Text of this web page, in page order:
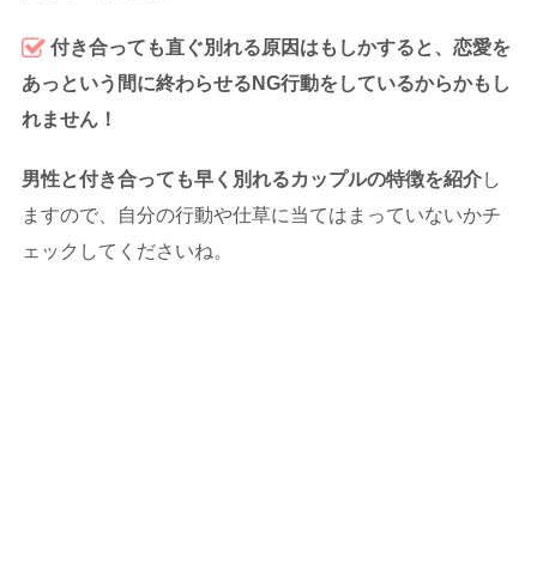
付き合っても直ぐ別れる原因はもしかすると、恋愛を
あっという間に終わらせるNG行動をしているからかもし
れません！
男性と付き合っても早く別れるカップルの特徴を紹介し
ますので、自分の行動や仕草に当てはまっていないかチ
ェックしてくださいね。